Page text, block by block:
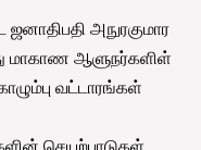
அநுரகுமார
மாகாண ஆளுநர்களிள்
வட்டாரங்கள்